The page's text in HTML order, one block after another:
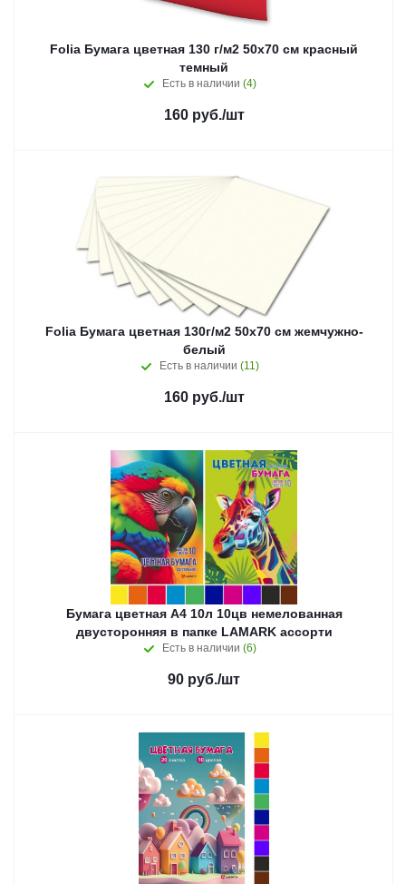
Folia Бумага цветная 130 г/м2 50х70 см красный
темный
Есть в наличии (4)
160руб./шт
Folia Бумага цветная 130г/м2 50х70 см жемчужно-
белый
Есть в наличии (11)
160руб./шт
Бумага цветная А4 10л 10цв немелованная
двусторонняя в папке LAMARK ассорти
Есть в наличии (6)
90 руб./шт